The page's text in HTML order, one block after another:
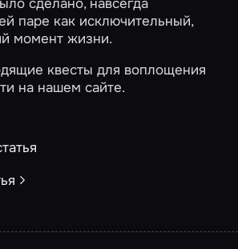
паре как исключительный,
момент жизни.
квесты для воплощения
на нашем сайте.